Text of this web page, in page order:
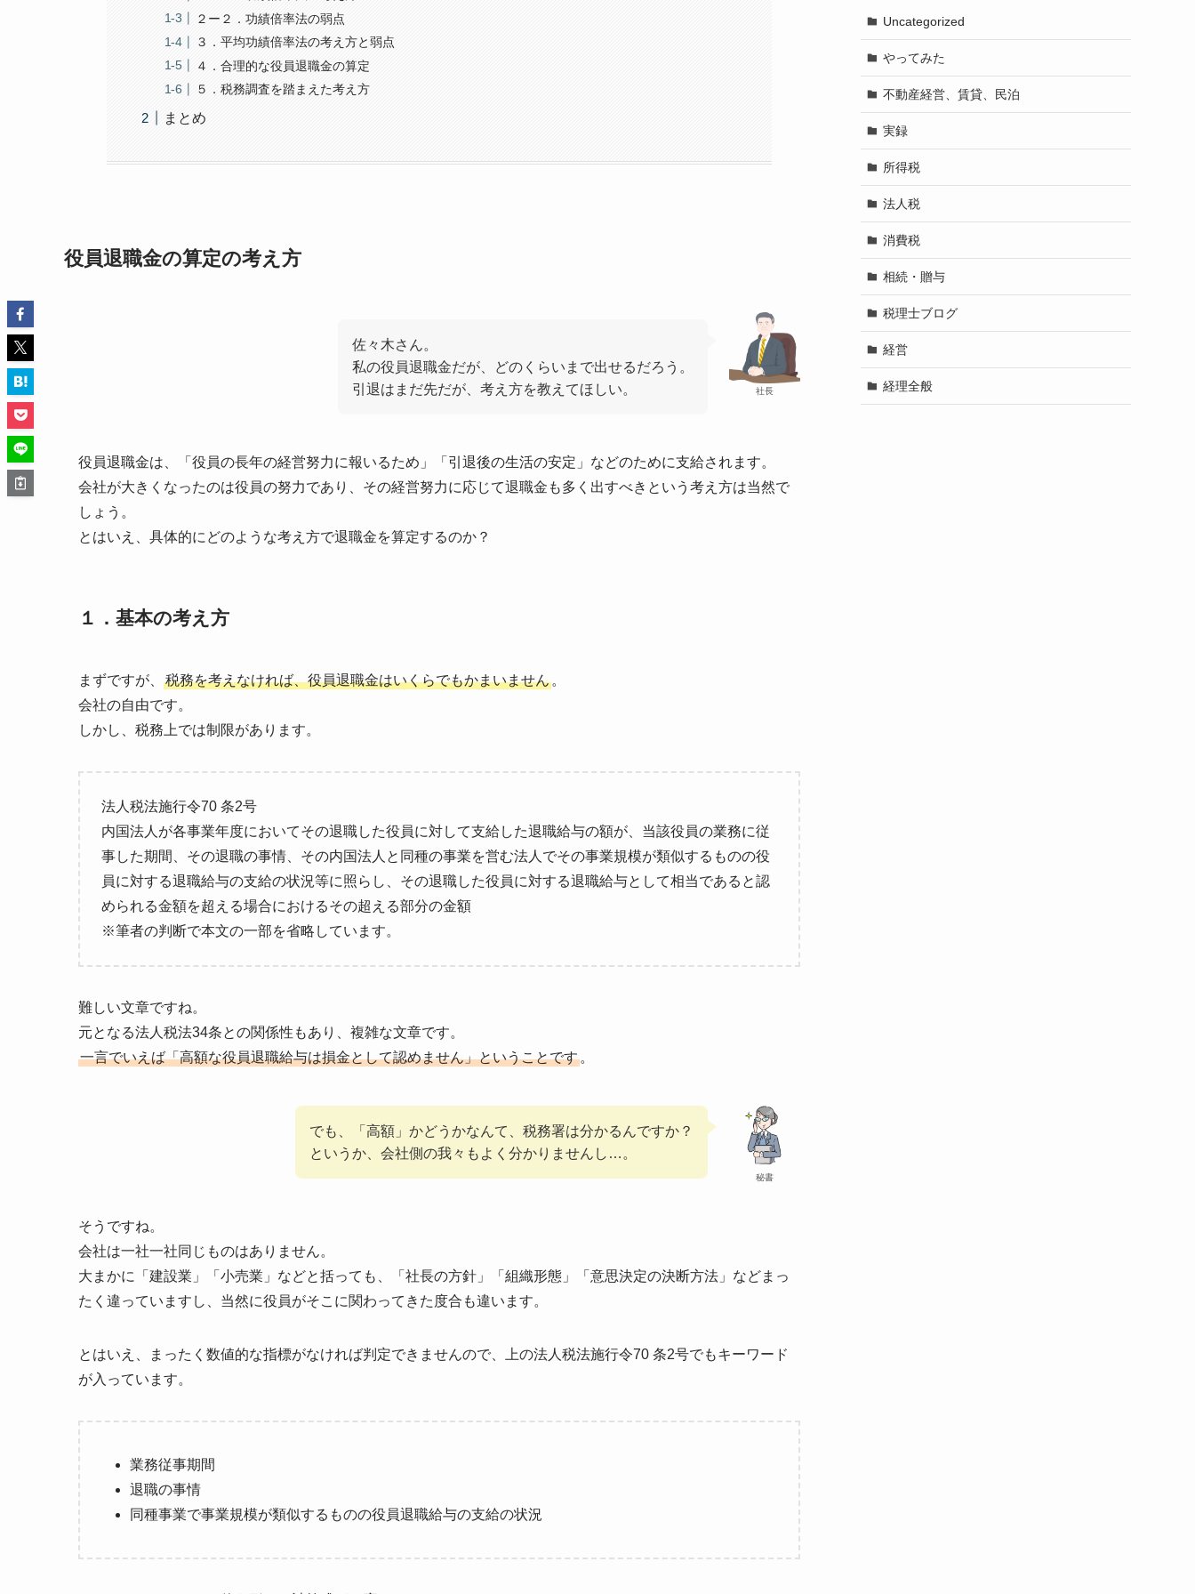
２ー２．功績倍率法の弱点
３．平均功績倍率法の考え方と弱点
４．合理的な役員退職金の算定
５．税務調査を踏まえた考え方
まとめ
役員退職金の算定の考え方
社長
佐々木さん。
私の役員退職金だが、どのくらいまで出せるだろう。
引退はまだ先だが、考え方を教えてほしい。
役員退職金は、「役員の長年の経営努力に報いるため」「引退後の生活の安定」などのために支給されます。
会社が大きくなったのは役員の努力であり、その経営努力に応じて退職金も多く出すべきという考え方は当然で
しょう。
とはいえ、具体的にどのような考え方で退職金を算定するのか？
１．基本の考え方
まずですが、 税務を考えなければ、役員退職金はいくらでもかまいません 。
会社の自由です。
しかし、税務上では制限があります。
法人税法施行令70 条2号
内国法人が各事業年度においてその退職した役員に対して支給した退職給与の額が、当該役員の業務に従
事した期間、その退職の事情、その内国法人と同種の事業を営む法人でその事業規模が類似するものの役
員に対する退職給与の支給の状況等に照らし、その退職した役員に対する退職給与として相当であると認
められる金額を超える場合におけるその超える部分の金額
※筆者の判断で本文の一部を省略しています。
難しい文章ですね。
元となる法人税法34条との関係性もあり、複雑な文章です。
一言でいえば「高額な役員退職給与は損金として認めません」ということです 。
秘書
でも、「高額」かどうかなんて、税務署は分かるんですか？
というか、会社側の我々もよく分かりませんし…。
そうですね。
会社は一社一社同じものはありません。
大まかに「建設業」「小売業」などと括っても、「社長の方針」「組織形態」「意思決定の決断方法」などまっ
たく違っていますし、当然に役員がそこに関わってきた度合も違います。
とはいえ、まったく数値的な指標がなければ判定できませんので、上の法人税法施行令70 条2号でもキーワード
が入っています。
業務従事期間
退職の事情
同種事業で事業規模が類似するものの役員退職給与の支給の状況
Uncategorized
やってみた
不動産経営、賃貸、民泊
実録
所得税
法人税
消費税
相続・贈与
税理士ブログ
経営
経理全般